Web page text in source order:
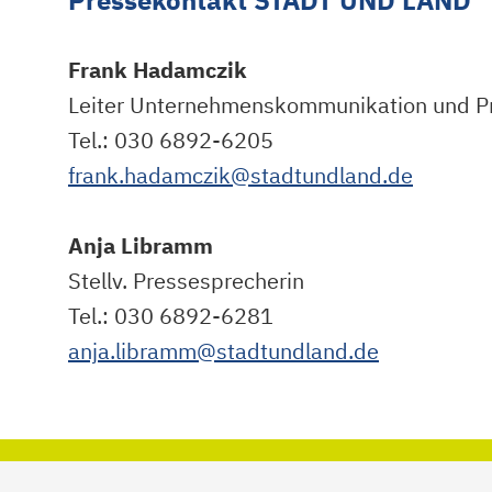
Frank Hadamczik
Leiter Unternehmenskommunikation und
Tel.: 030 6892-6205
frank.hadamczik@stadtundland.de
Anja Libramm
Stellv. Pressesprecherin
Tel.: 030 6892-6281
anja.libramm@stadtundland.de